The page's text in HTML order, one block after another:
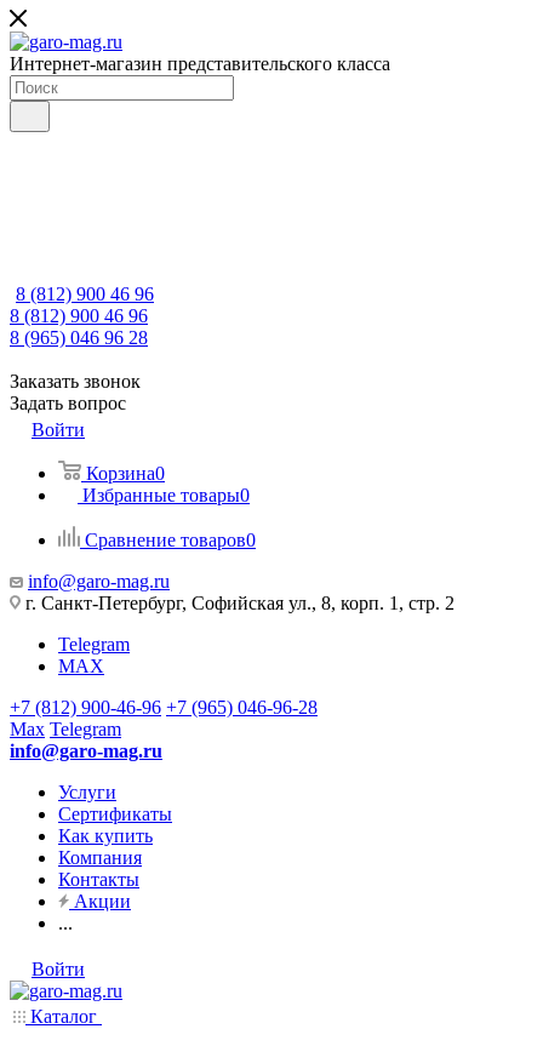
Интернет-магазин представительского класса
8 (812) 900 46 96
8 (812) 900 46 96
8 (965) 046 96 28
Заказать звонок
Задать вопрос
Войти
Корзина0
Избранные товары0
Сравнение товаров0
info@garo-mag.ru
г. Санкт-Петербург, Софийская ул., 8, корп. 1, стр. 2
Telegram
MAX
+7 (812) 900-46-96 +7 (965) 046-96-28
Max Telegram
info@garo-mag.ru
Услуги
Сертификаты
Как купить
Компания
Контакты
Акции
...
Войти
Каталог